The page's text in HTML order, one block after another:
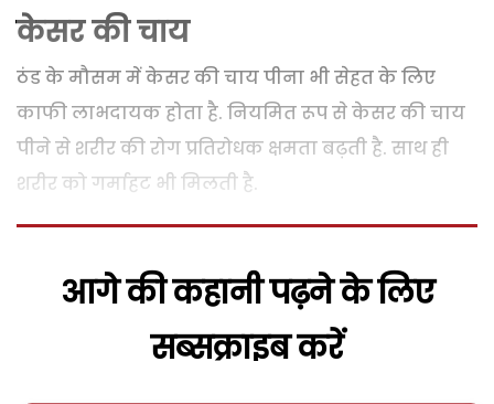
केसर की चाय
ठंड के मौसम में केसर की चाय पीना भी सेहत के लिए
काफी लाभदायक होता है. नियमित रूप से केसर की चाय
पीने से शरीर की रोग प्रतिरोधक क्षमता बढ़ती है. साथ ही
शरीर को गर्माहट भी मिलती है.
आगे की कहानी पढ़ने के लिए
सब्सक्राइब करें